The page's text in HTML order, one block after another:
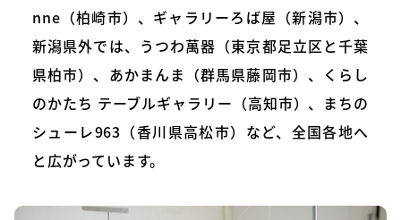
nne （柏崎市）、ギャラリーろば屋（新潟市）、
新潟県外では、うつわ萬器（東京都足立区と千葉
県柏市）、あかまんま（群馬県藤岡市）、くらし
のかたち テーブルギャラリー（高知市）、まちの
シューレ963（香川県高松市）など、全国各地へ
と広がっています。